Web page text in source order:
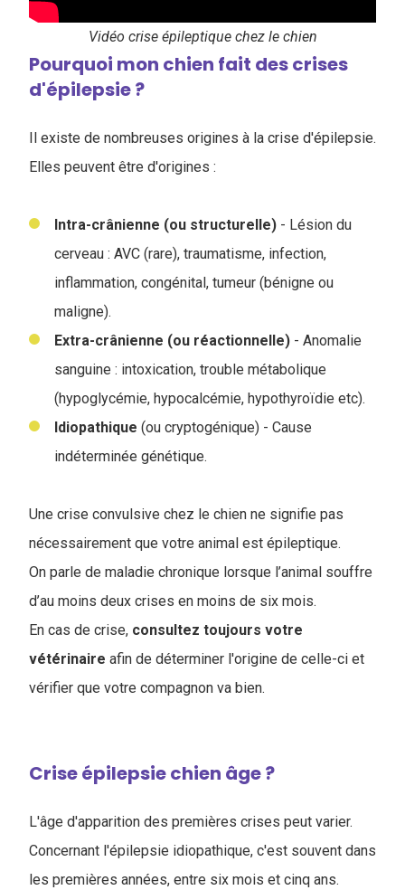
Vidéo crise épileptique chez le chien
Pourquoi mon chien fait des crises
d'épilepsie ?
Il existe de nombreuses origines à la crise d'épilepsie.
Elles peuvent être d'origines :
Intra-crânienne (ou structurelle) - Lésion du
cerveau : AVC (rare), traumatisme, infection,
inflammation, congénital, tumeur (bénigne ou
maligne).
Extra-crânienne (ou réactionnelle) - Anomalie
sanguine : intoxication, trouble métabolique
(hypoglycémie, hypocalcémie, hypothyroïdie etc).
Idiopathique (ou cryptogénique) - Cause
indéterminée génétique.
Une crise convulsive chez le chien ne signifie pas
nécessairement que votre animal est épileptique.
On parle de maladie chronique lorsque l’animal souffre
d’au moins deux crises en moins de six mois.
En cas de crise, consultez toujours votre
vétérinaire afin de déterminer l'origine de celle-ci et
vérifier que votre compagnon va bien.
Crise épilepsie chien âge ?
L'âge d'apparition des premières crises peut varier.
Concernant l'épilepsie idiopathique, c'est souvent dans
les premières années, entre six mois et cinq ans.